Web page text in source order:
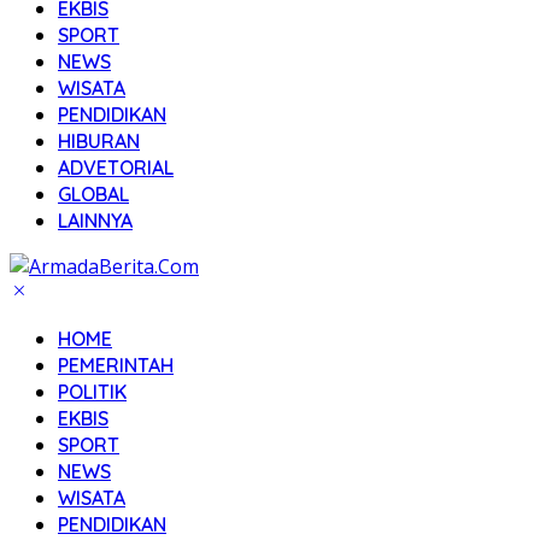
EKBIS
SPORT
NEWS
WISATA
PENDIDIKAN
HIBURAN
ADVETORIAL
GLOBAL
LAINNYA
HOME
PEMERINTAH
POLITIK
EKBIS
SPORT
NEWS
WISATA
PENDIDIKAN